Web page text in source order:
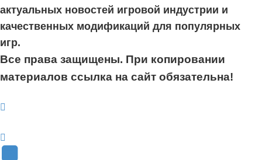
актуальных новостей игровой индустрии и
качественных модификаций для популярных
игр.
Все права защищены. При копировании
материалов ссылка на сайт обязательна!